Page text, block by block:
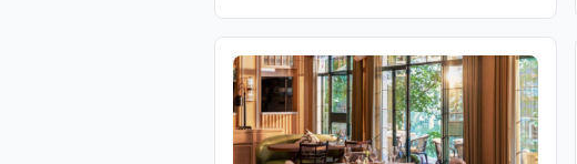
柳御膳（HK$268起）、燒西京味噌銀鱈魚御
膳（HK$228起）等精緻料理。結合高級料理
與聚會元素，三和敘致力於為客人提供頂級
的日式用餐體驗。